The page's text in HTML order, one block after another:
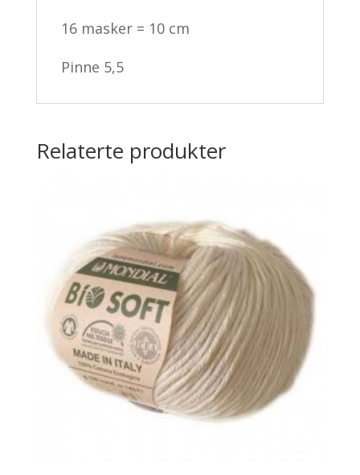
16 masker = 10 cm
Pinne 5,5
Relaterte produkter